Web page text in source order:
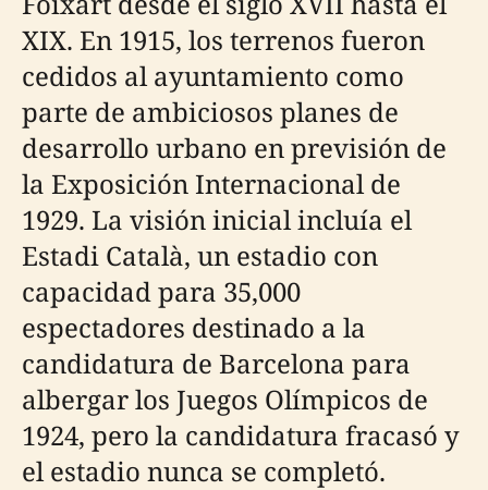
XIX. En 1915, los terrenos fueron
cedidos al ayuntamiento como
parte de ambiciosos planes de
desarrollo urbano en previsión de
la Exposición Internacional de
1929. La visión inicial incluía el
Estadi Català, un estadio con
capacidad para 35,000
espectadores destinado a la
candidatura de Barcelona para
albergar los Juegos Olímpicos de
1924, pero la candidatura fracasó y
el estadio nunca se completó.